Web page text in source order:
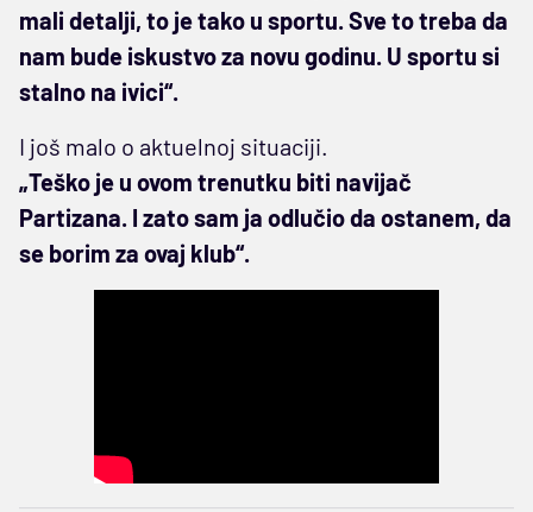
mali detalji, to je tako u sportu. Sve to treba da
nam bude iskustvo za novu godinu. U sportu si
stalno na ivici“.
I još malo o aktuelnoj situaciji.
„Teško je u ovom trenutku biti navijač
Partizana. I zato sam ja odlučio da ostanem, da
se borim za ovaj klub“.